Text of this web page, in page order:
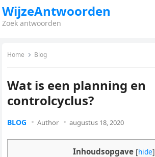
WijzeAntwoorden
Zoek antwoorden
Home Blog
Wat is een planning en
controlcyclus?
BLOG Author augustus 18, 2020
Inhoudsopgave [hide]